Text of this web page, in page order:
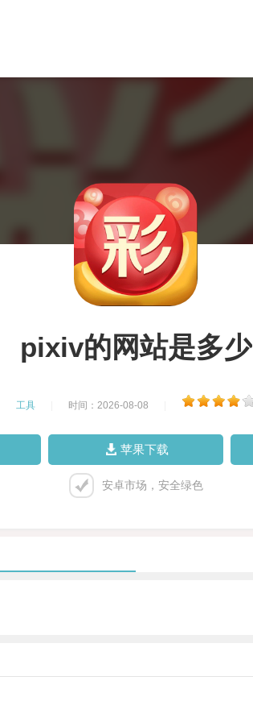
pixiv的网站是多少
工具 时间：2026-08-08
苹果下载
安卓市场，安全绿色